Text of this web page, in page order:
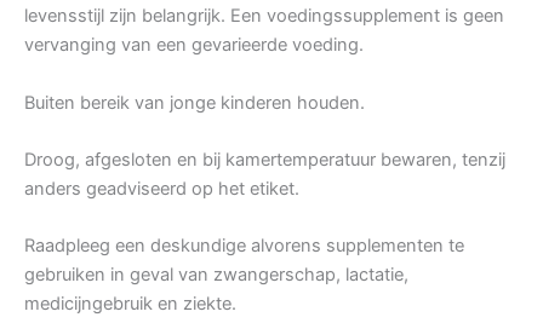
levensstijl zijn belangrijk. Een voedingssupplement is geen
vervanging van een gevarieerde voeding.
Buiten bereik van jonge kinderen houden.
Droog, afgesloten en bij kamertemperatuur bewaren, tenzij
anders geadviseerd op het etiket.
Raadpleeg een deskundige alvorens supplementen te
gebruiken in geval van zwangerschap, lactatie,
medicijngebruik en ziekte.